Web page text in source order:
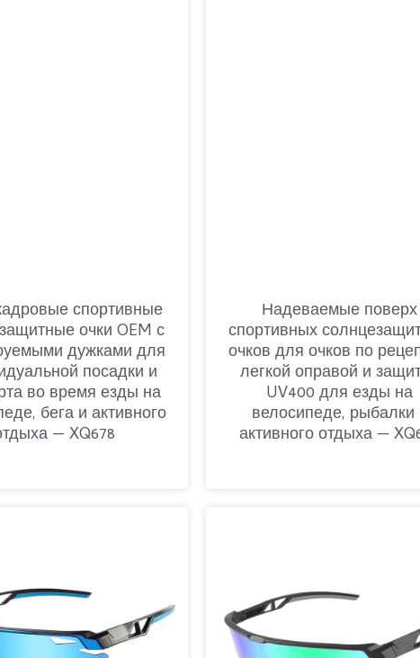
спортивные
очки OEM с
дужками для
посадки и
во время езды на
бега и активного
— XQ678
Надеваемые поверх
спортивных
очков для очков по
легкой оправой и
UV400 для езды на
велосипеде, рыбалки
активного отдыха —